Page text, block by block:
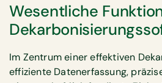
Wesentliche
Im Zentrum einer effektiven
effiziente Datenerfassung,